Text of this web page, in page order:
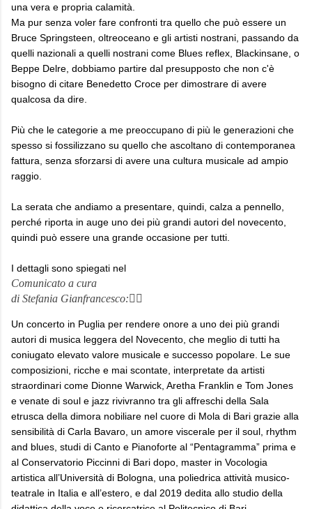
una vera e propria calamità.
Ma pur senza voler fare confronti tra quello che può essere un
Bruce Springsteen, oltreoceano e gli artisti nostrani, passando da
quelli nazionali a quelli nostrani come Blues reflex, Blackinsane, o
Beppe Delre, dobbiamo partire dal presupposto che non c'è
bisogno di citare Benedetto Croce per dimostrare di avere
qualcosa da dire.
Più che le categorie a me preoccupano di più le generazioni che
spesso si fossilizzano su quello che ascoltano di contemporanea
fattura, senza sforzarsi di avere una cultura musicale ad ampio
raggio.
La serata che andiamo a presentare, quindi, calza a pennello,
perché riporta in auge uno dei più grandi autori del novecento,
quindi può essere una grande occasione per tutti.
I dettagli sono spiegati nel
Comunicato a cura
di Stefania Gianfrancesco:👇🏻
Un concerto in Puglia per rendere onore a uno dei più grandi
autori di musica leggera del Novecento, che meglio di tutti ha
coniugato elevato valore musicale e successo popolare. Le sue
composizioni, ricche e mai scontate, interpretate da artisti
straordinari come Dionne Warwick, Aretha Franklin e Tom Jones
e venate di soul e jazz rivivranno tra gli affreschi della Sala
etrusca della dimora nobiliare nel cuore di Mola di Bari grazie alla
sensibilità di Carla Bavaro, un amore viscerale per il soul, rhythm
and blues, studi di Canto e Pianoforte al “Pentagramma” prima e
al Conservatorio Piccinni di Bari dopo, master in Vocologia
artistica all’Università di Bologna, una poliedrica attività musico-
teatrale in Italia e all’estero, e dal 2019 dedita allo studio della